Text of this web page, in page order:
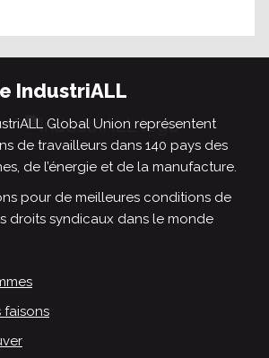
IndustriALL
Global Union représentent
de travailleurs dans 140 pays des
de l’énergie et de la manufacture.
pour de meilleures conditions de
droits syndicaux dans le monde
faisons